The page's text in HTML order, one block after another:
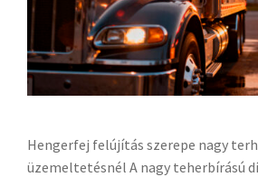
Hengerfej felújítás szerepe nagy
üzemeltetésnél A nagy teherbírású